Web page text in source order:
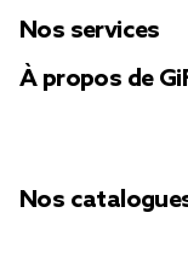
Nos services
À propos de
Nos